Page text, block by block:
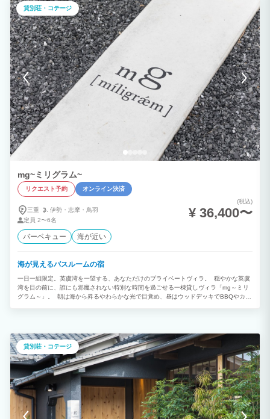
ァベッド×1 / 最大11名まで対応 【オプション追加】 ご予約完了後、ご希望の内容を
ご連絡ください。 ①Weber社製BBQガスグリル ￥3000/泊 （BBQ台の持ち込みは
消防法の観点から禁止） ②BBQ海鮮セット ¥9800/セット 伊勢海老 / アワビ / サ
ザエ×4 / ヒオウギガイ×4 ③BBQ肉セット ¥6000/セット 牛ステーキ100g×3 / 牛
焼肉カット150g / 豚バラ焼肉カット200g / 骨付きフランク
貸別荘・コテージ
mg~ミリグラム~
リクエスト予約 オンライン決済
三重 伊勢・ 志摩・ 鳥羽
定員 2〜6名
(税込)
¥ 36,400〜
バーベキュー 海が近い
海が見えるバスルームの宿
一日一組限定。英虞湾を一望する、あなただけのプライベートヴィラ。 穏やかな英虞
湾を目の前に、誰にも邪魔されない特別な時間を過ごせる一棟貸しヴィラ「mg～ミリ
グラム～」。 朝は海から昇るやわらかな光で目覚め、昼はウッドデッキでBBQやカフ
日常を忘れさせてくれます。 室内はナチュラルテイストで統一された落ち着きのある
空間。カップルの記念日旅行や夫婦旅行、ご家族での滞在はもちろん、女子旅やワーケ
ーションにもおすすめです。動画配信サービスにも対応しているため、お気に入りの映
画を楽しみながら、思い思いの時間をお過ごしいただけます。 一日一組限定だからこ
そ、周囲を気にせず、大切な人と過ごす時間を存分に満喫。観光を楽しんだ後は、海を
眺めながらゆっくりとくつろぎ、心も体もリフレッシュできます。 伊勢志摩の美しい
自然と、誰にも邪魔されないプライベート空間で、心に残る特別な休日をお過ごしくだ
さい。
貸別荘・コテージ